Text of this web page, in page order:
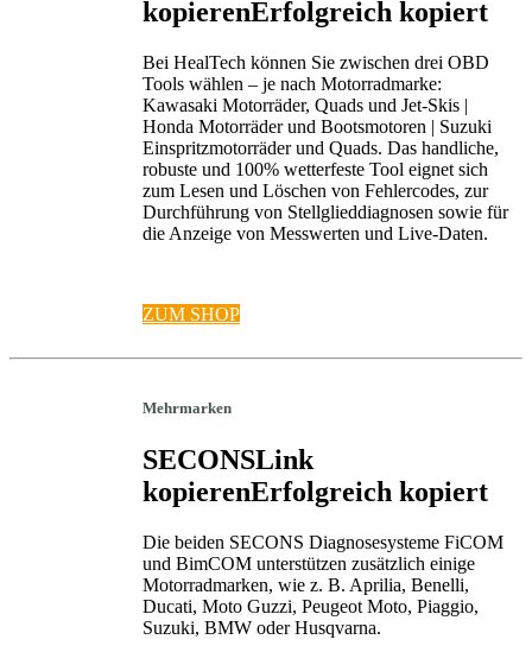
kopierenErfolgreich kopiert
Bei HealTech können Sie zwischen drei OBD
Tools wählen – je nach Motorradmarke:
Kawasaki Motorräder, Quads und Jet-Skis |
Honda Motorräder und Bootsmotoren | Suzuki
Einspritzmotorräder und Quads. Das handliche,
robuste und 100% wetterfeste Tool eignet sich
zum Lesen und Löschen von Fehlercodes, zur
Durchführung von Stellglieddiagnosen sowie für
die Anzeige von Messwerten und Live-Daten.
ZUM SHOP
Mehrmarken
SECONSLink
kopierenErfolgreich kopiert
Die beiden SECONS Diagnosesysteme FiCOM
und BimCOM unterstützen zusätzlich einige
Motorradmarken, wie z. B. Aprilia, Benelli,
Ducati, Moto Guzzi, Peugeot Moto, Piaggio,
Suzuki, BMW oder Husqvarna.